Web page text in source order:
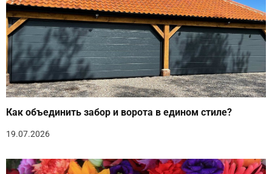
Как объединить забор и ворота в едином стиле?
19.07.2026